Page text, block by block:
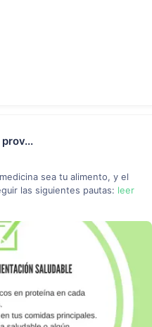
sea tu alimento, y el
las siguientes pautas: leer